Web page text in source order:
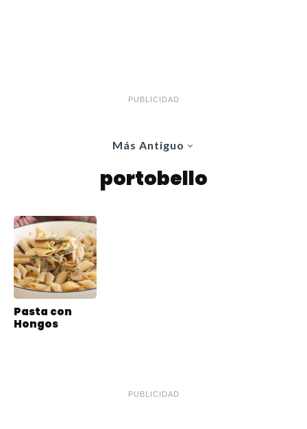
PUBLICIDAD
Más Antiguo
portobello
Pasta con
Hongos
PUBLICIDAD